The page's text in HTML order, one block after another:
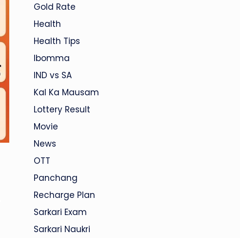
Gold Rate
Health
Health Tips
Ibomma
IND vs SA
Kal Ka Mausam
Lottery Result
Movie
News
OTT
Panchang
Recharge Plan
Sarkari Exam
Sarkari Naukri